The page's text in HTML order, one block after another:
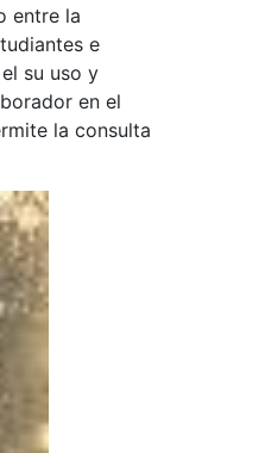
entre la
e
su uso y
en el
la consulta